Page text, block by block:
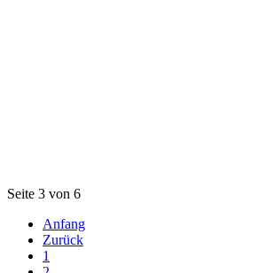
Seite 3 von 6
Anfang
Zurück
1